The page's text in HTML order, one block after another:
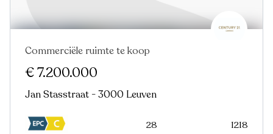
Commerciële ruimte te koop
€ 7.200.000
Jan Stasstraat - 3000 Leuven
28 1218